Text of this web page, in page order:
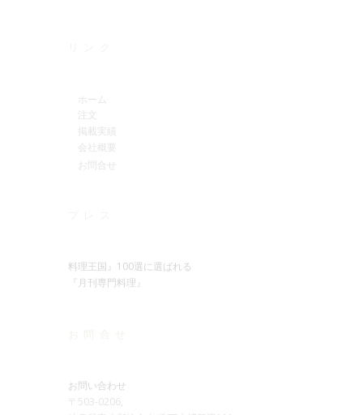
ホーム
注文
掲載実績
会社概要
お問合せ
料理王国』100選に選ばれる
『月刊専門料理』
お問い合わせ
〒503-0206,